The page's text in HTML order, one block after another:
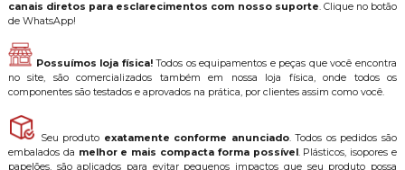
canais diretos para esclarecimentos com nosso suporte. Clique no botão
de WhatsApp!
Possuímos loja física!Todos os equipamentos e peças que você encontra
no site, são comercializados também em nossa loja física, onde todos os
componentes são testados e aprovados na prática, por clientes assim como você.
Seu produto exatamente conforme anunciado. Todos os pedidos são
embalados da melhor e mais compacta forma possível . Plásticos, isopores e
papelões, são aplicados para evitar pequenos impactos que seu produto possa